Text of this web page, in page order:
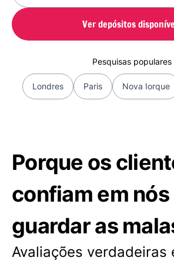
Ver depósitos
Pesquisas populares
Londres Paris Nova Iorque
Porque os
confiam em nós
guardar as
Avaliações verdadeiras